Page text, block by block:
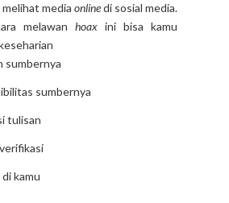
media onlinedi sosial media.
melawan hoax ini bisa kamu
sumbernya
sumbernya
tulisan
kamu